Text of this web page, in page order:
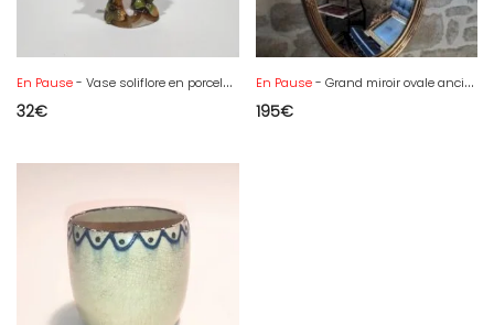
En Pause- Vase soliflore en porcelaine avec chérubin, putto, XXème siècle
32€
En Pause- Grand miroir ovale ancien, doré
195€